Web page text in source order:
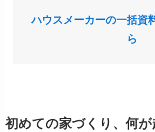
ハウスメーカーの一括資
ら
初めての家づくり、何